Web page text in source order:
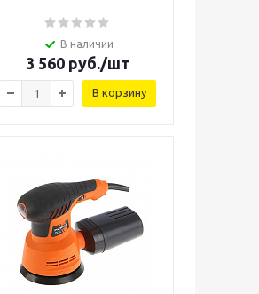
В наличии
3 560руб./шт
В корзину